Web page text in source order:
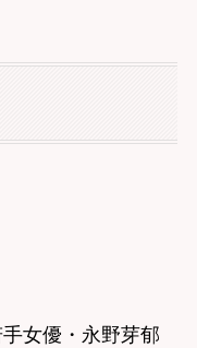
女優・永野芽郁